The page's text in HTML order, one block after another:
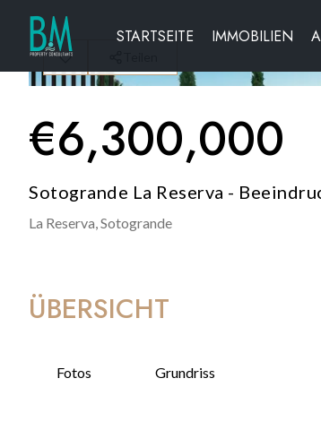
STARTSEITE IMMOBILIEN
€6,300,000
Sotogrande La Reserva -
La Reserva,Sotogrande
ÜBERSICHT
Fotos Grundriss